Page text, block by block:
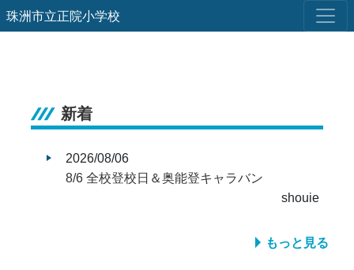
珠洲市立正院小学校
新着
2026/08/06
8/6 全校登校日＆奥能登キャラバン
shouie
もっと見る